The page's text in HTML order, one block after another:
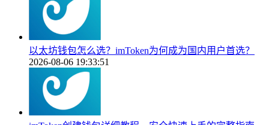
以太坊钱包怎么选？imToken为何成为国内用户首选？
2026-08-06 19:33:51